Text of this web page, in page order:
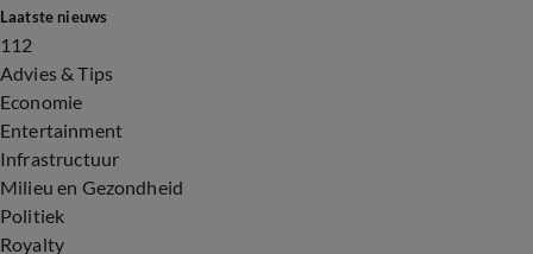
Laatste nieuws
112
Advies & Tips
Economie
Entertainment
Infrastructuur
Milieu en Gezondheid
Politiek
Royalty